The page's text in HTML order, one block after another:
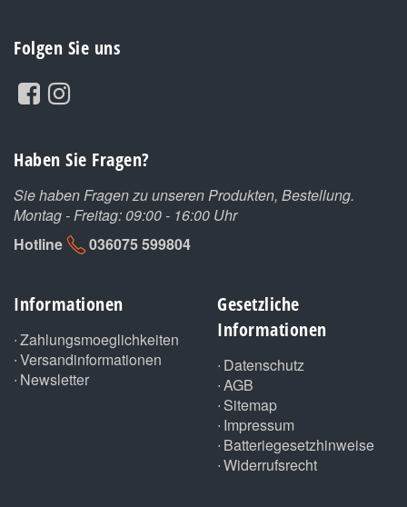
Folgen Sie uns
Haben Sie Fragen?
Sie haben Fragen zu unseren Produkten, Bestellung.
Montag - Freitag: 09:00 - 16:00 Uhr
Hotline
036075 599804
Informationen
Zahlungsmoeglichkeiten
Versandinformationen
Newsletter
Gesetzliche
Informationen
Datenschutz
AGB
Sitemap
Impressum
Batteriegesetzhinweise
Widerrufsrecht